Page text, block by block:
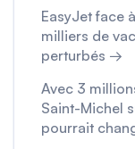
EasyJet face
milliers de
perturbés →
Avec 3
Saint-Michel
pourrait